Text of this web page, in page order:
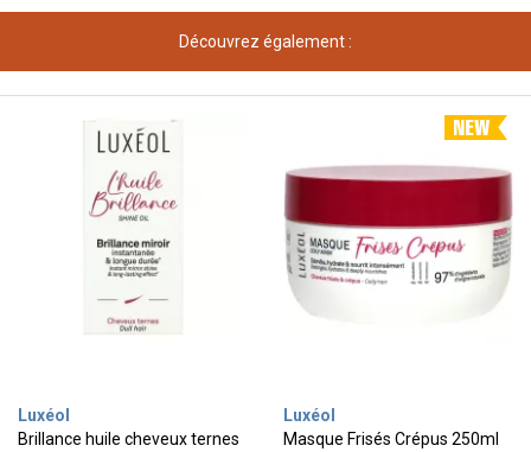
Découvrez également :
Luxéol
Brillance huile cheveux ternes
Luxéol
Masque Frisés Crépus 250ml